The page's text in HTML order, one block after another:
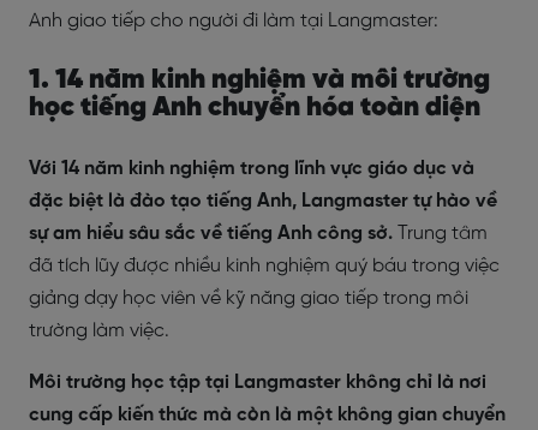
Anh giao tiếp cho người đi làm tại Langmaster:
1. 14 năm kinh nghiệm và môi trường
học tiếng Anh chuyển hóa toàn diện
Với 14 năm kinh nghiệm trong lĩnh vực giáo dục và
đặc biệt là đào tạo tiếng Anh, Langmaster tự hào về
sự am hiểu sâu sắc về tiếng Anh công sở.
Trung tâm
đã tích lũy được nhiều kinh nghiệm quý báu trong việc
giảng dạy học viên về kỹ năng giao tiếp trong môi
trường làm việc.
Môi trường học tập tại Langmaster không chỉ là nơi
cung cấp kiến thức mà còn là một không gian chuyển